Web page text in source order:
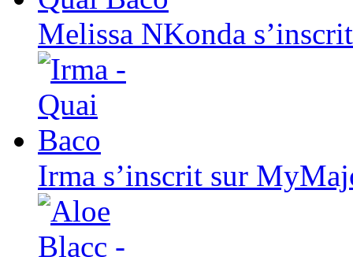
Melissa NKonda
Irma s’inscrit sur